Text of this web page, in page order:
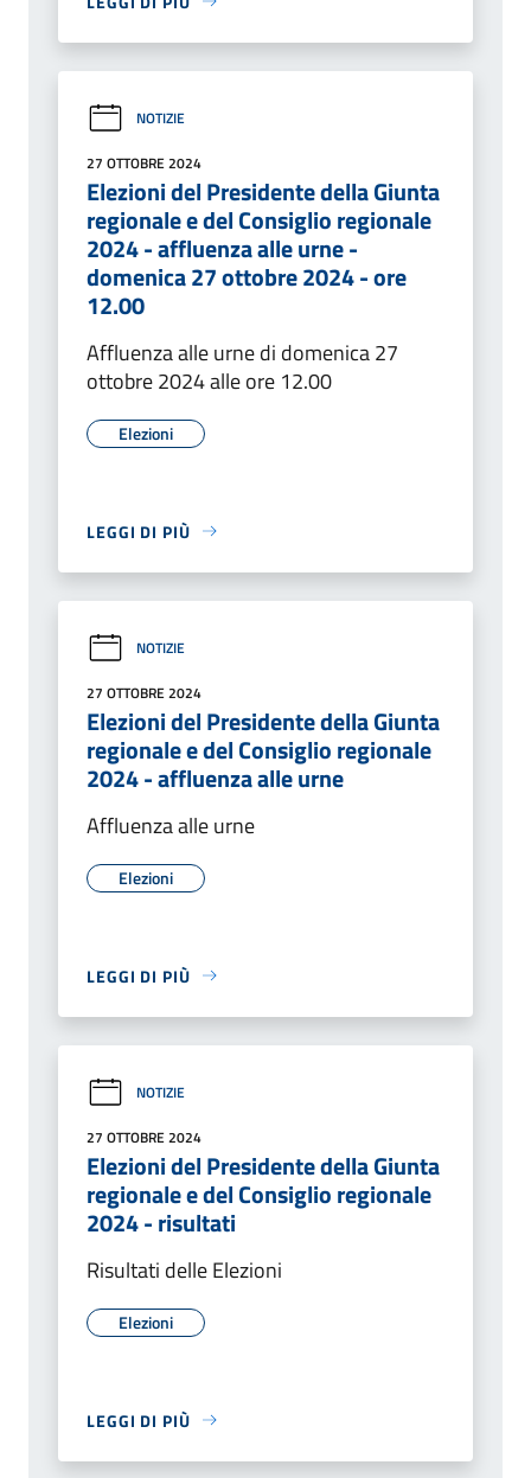
NOTIZIE
27 OTTOBRE 2024
Elezioni del Presidente della Giunta
regionale e del Consiglio regionale
2024 - affluenza alle urne -
domenica 27 ottobre 2024 - ore
12.00
Affluenza alle urne di domenica 27
ottobre 2024 alle ore 12.00
Elezioni
LEGGI DI PIÙ
NOTIZIE
27 OTTOBRE 2024
Elezioni del Presidente della Giunta
regionale e del Consiglio regionale
2024 - affluenza alle urne
Affluenza alle urne
Elezioni
LEGGI DI PIÙ
NOTIZIE
27 OTTOBRE 2024
Elezioni del Presidente della Giunta
regionale e del Consiglio regionale
2024 - risultati
Risultati delle Elezioni
Elezioni
LEGGI DI PIÙ